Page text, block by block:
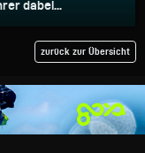
dabei...
zurück zur Übersicht